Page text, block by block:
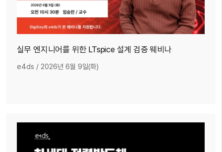
실무 엔지니어를 위한 LTspice 설계 검증 웨비나
e4ds / 2026년 6월 9일(화)